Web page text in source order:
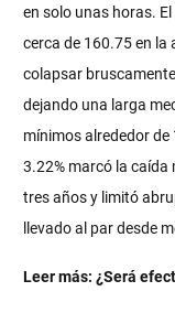
en solo unas horas.
cerca de 160.75 en la
colapsar
dejando una larga
mínimos alrededor
3.22% marcó la caída
tres años y limitó
llevado al par desde
Leer más: ¿Será